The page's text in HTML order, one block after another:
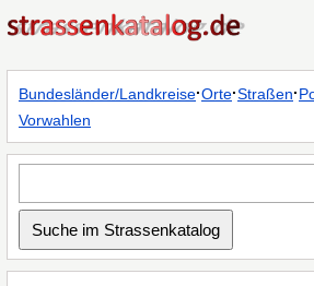
Bundesländer/Landkreise·Orte·Straßen·
Vorwahlen